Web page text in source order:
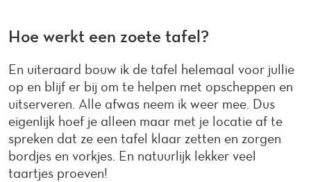
Hoe werkt een zoete tafel?
En uiteraard bouw ik de tafel helemaal voor jullie
op en blijf er bij om te helpen met opscheppen en
uitserveren. Alle afwas neem ik weer mee. Dus
eigenlijk hoef je alleen maar met je locatie af te
spreken dat ze een tafel klaar zetten en zorgen
bordjes en vorkjes. En natuurlijk lekker veel
taartjes proeven!